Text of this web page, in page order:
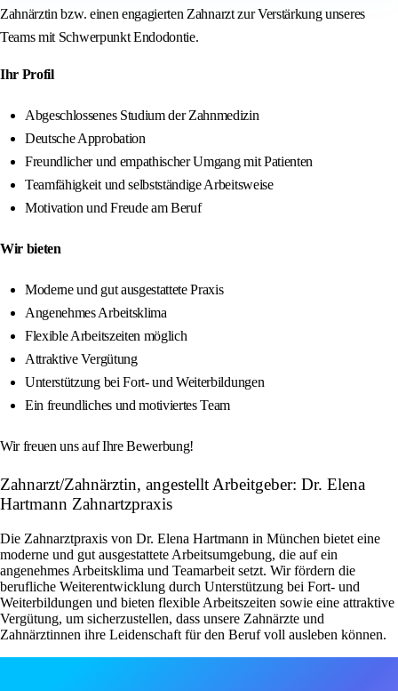
Zahnärztin bzw. einen engagierten Zahnarzt zur Verstärkung unseres
Teams mit Schwerpunkt Endodontie.
Ihr Profil
Abgeschlossenes Studium der Zahnmedizin
Deutsche Approbation
Freundlicher und empathischer Umgang mit Patienten
Teamfähigkeit und selbstständige Arbeitsweise
Motivation und Freude am Beruf
Wir bieten
Moderne und gut ausgestattete Praxis
Angenehmes Arbeitsklima
Flexible Arbeitszeiten möglich
Attraktive Vergütung
Unterstützung bei Fort- und Weiterbildungen
Ein freundliches und motiviertes Team
Wir freuen uns auf Ihre Bewerbung!
Zahnarzt/Zahnärztin, angestellt Arbeitgeber: Dr. Elena
Hartmann Zahnartzpraxis
Die Zahnarztpraxis von Dr. Elena Hartmann in München bietet eine
moderne und gut ausgestattete Arbeitsumgebung, die auf ein
angenehmes Arbeitsklima und Teamarbeit setzt. Wir fördern die
berufliche Weiterentwicklung durch Unterstützung bei Fort- und
Weiterbildungen und bieten flexible Arbeitszeiten sowie eine attraktive
Vergütung, um sicherzustellen, dass unsere Zahnärzte und
Zahnärztinnen ihre Leidenschaft für den Beruf voll ausleben können.